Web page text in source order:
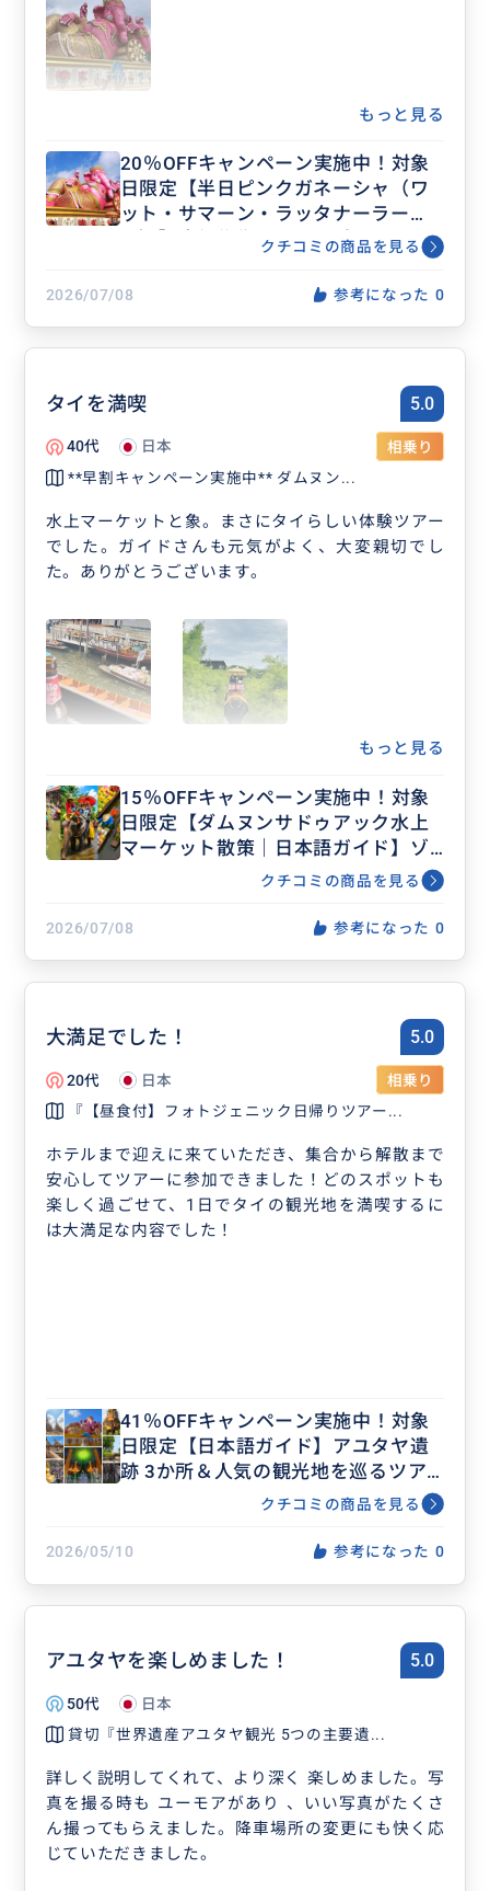
もっと見る
20％OFFキャンペーン実施中！対象
日限定【半日ピンクガネーシャ（ワ
ット・サマーン・ラッタナーラー
ム）】直行往復バス ＜日本語ガイド
クチコミの商品を見る
2026/07/08 参考になった 0
タイを満喫 5.0
40代 日本
相乗り
**早割キャンペーン実施中** ダムヌン...
水上マーケットと象。まさにタイらしい体験ツアー
でした。ガイドさんも元気がよく、大変親切でし
た。ありがとうございます。
もっと見る
15％OFFキャンペーン実施中！対象
日限定【ダムヌンサドゥアック水上
マーケット散策｜日本語ガイド】ゾ
ウ乗り体験付き＜午前半日＞ LZ
クチコミの商品を見る
2026/07/08 参考になった 0
大満足でした！ 5.0
20代 日本
相乗り
『【昼食付】フォトジェニック日帰りツアー...
ホテルまで迎えに来ていただき、集合から解散まで
安心してツアーに参加できました！どのスポットも
楽しく過ごせて、1日でタイの観光地を満喫するに
は大満足な内容でした！
41％OFFキャンペーン実施中！対象
日限定【日本語ガイド】アユタヤ遺
跡 3か所＆人気の観光地を巡るツア
ー（ピンクガネーシャ、ワットパク
ナム、ナイトマーケット）＜象乗り
ランチ付きプランあり 催行：毎日
クチコミの商品を見る
2026/05/10 参考になった 0
アユタヤを楽しめました！ 5.0
50代
日本
貸切『世界遺産アユタヤ観光 5つの主要遺...
詳しく説明してくれて、より深く 楽しめました。写
真を撮る時も ユーモアがあり 、いい写真がたくさ
ん撮ってもらえました。降車場所の変更にも快く応
じていただきました。